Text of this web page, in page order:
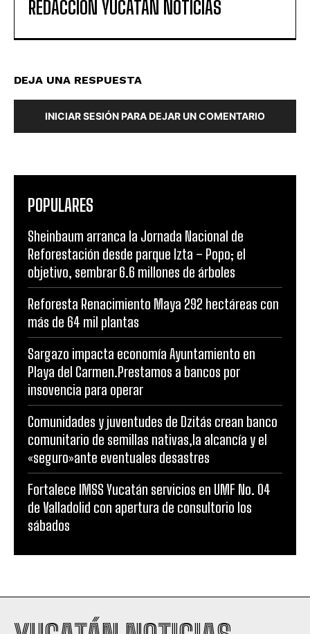
REDACCIÓN YUCATAN NOTICIAS
DEJA UNA RESPUESTA
INICIAR SESIÓN PARA DEJAR UN COMENTARIO
POPULARES
Sheinbaum arranca la Jornada Nacional de
Reforestación desde parque Izta – Popo; el
objetivo, sembrar 6.6 millones de árboles
Reforesta Renacimiento Maya 292 hectáreas con
más de 64 mil plantas
Sargazo impacta economía Ayuntamiento en
Playa del Carmen.Prestamos a bancos por
insovencia para operar
Comunidades y juventudes de Dzitás crean banco
comunitario de semillas nativas,la alcancía y el
«seguro»ante eventuales desastres
Fortalece IMSS Yucatán servicios en UMF No. 04
de Valladolid con apertura de consultorio los
sábados